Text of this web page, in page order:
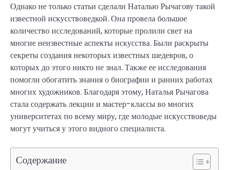
Однако не только статьи сделали Наталью Рычагову такой
известной искусствоведкой. Она провела большое
количество исследований, которые пролили свет на
многие неизвестные аспекты искусства. Были раскрыты
секреты создания некоторых известных шедевров, о
которых до этого никто не знал. Также ее исследования
помогли обогатить знания о биографии и ранних работах
многих художников. Благодаря этому, Наталья Рычагова
стала содержать лекции и мастер-классы во многих
университетах по всему миру, где молодые искусствоведы
могут учиться у этого видного специалиста.
Содержание